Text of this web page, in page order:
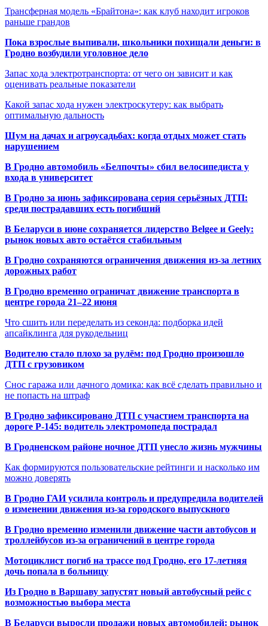
Трансферная модель «Брайтона»: как клуб находит игроков
раньше грандов
Пока взрослые выпивали, школьники похищали деньги: в
Гродно возбудили уголовное дело
Запас хода электротранспорта: от чего он зависит и как
оценивать реальные показатели
Какой запас хода нужен электроскутеру: как выбрать
оптимальную дальность
Шум на дачах и агроусадьбах: когда отдых может стать
нарушением
В Гродно автомобиль «Белпочты» сбил велосипедиста у
входа в университет
В Гродно за июнь зафиксирована серия серьёзных ДТП:
среди пострадавших есть погибший
В Беларуси в июне сохраняется лидерство Belgee и Geely:
рынок новых авто остаётся стабильным
В Гродно сохраняются ограничения движения из-за летних
дорожных работ
В Гродно временно ограничат движение транспорта в
центре города 21–22 июня
Что сшить или переделать из секонда: подборка идей
апсайклинга для рукодельниц
Водителю стало плохо за рулём: под Гродно произошло
ДТП с грузовиком
Снос гаража или дачного домика: как всё сделать правильно и
не попасть на штраф
В Гродно зафиксировано ДТП с участием транспорта на
дороге Р-145: водитель электромопеда пострадал
В Гродненском районе ночное ДТП унесло жизнь мужчины
Как формируются пользовательские рейтинги и насколько им
можно доверять
В Гродно ГАИ усилила контроль и предупредила водителей
о изменении движения из-за городского выпускного
В Гродно временно изменили движение части автобусов и
троллейбусов из-за ограничений в центре города
Мотоциклист погиб на трассе под Гродно, его 17-летняя
дочь попала в больницу
Из Гродно в Варшаву запустят новый автобусный рейс с
возможностью выбора места
В Беларуси выросли продажи новых автомобилей: рынок